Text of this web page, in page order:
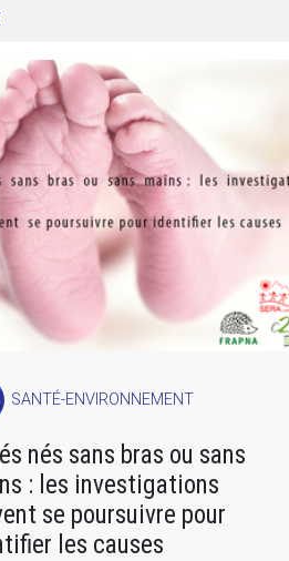
SANTÉ-ENVIRONNEMENT
nés sans bras ou sans
: les investigations
se poursuivre pour
les causes